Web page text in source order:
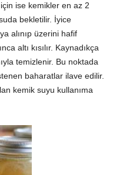
için ise kemikler en az 2
bekletilir. İyice
alınıp üzerini hafif
altı kısılır. Kaynadıkça
temizlenir. Bu noktada
baharatlar ilave edilir.
kemik suyu kullanıma